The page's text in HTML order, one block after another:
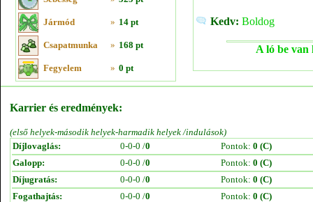
Jármód » 14 pt
Csapatmunka » 168 pt
Fegyelem » 0 pt
Kedv: Boldog
A ló be van
Karrier és eredmények:
(első helyek-második helyek-harmadik helyek /indulások)
Díjlovaglás:
0-0-0 /0 Pontok: 0 (C)
Galopp:
0-0-0 /0 Pontok: 0 (C)
Díjugratás:
0-0-0 /0 Pontok: 0 (C)
Fogathajtás:
0-0-0 /0 Pontok: 0 (C)